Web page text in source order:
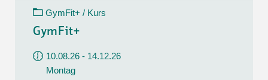
GymFit+ / Kurs
GymFit+
10.08.26 - 14.12.26
Montag